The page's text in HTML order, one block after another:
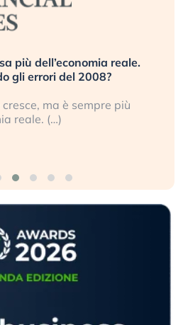
più dell’economia reale.
gli errori del 2008?
ma è sempre più
reale. (…)